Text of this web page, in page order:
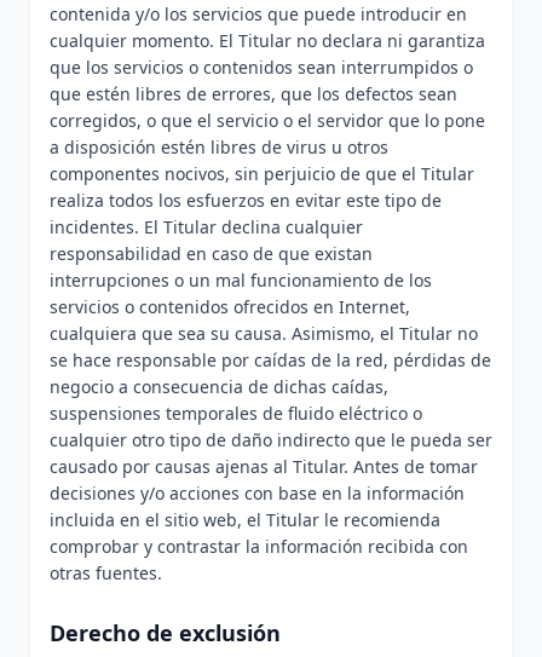
contenida y/o los servicios que puede introducir en
cualquier momento. El Titular no declara ni garantiza
que los servicios o contenidos sean interrumpidos o
que estén libres de errores, que los defectos sean
corregidos, o que el servicio o el servidor que lo pone
a disposición estén libres de virus u otros
componentes nocivos, sin perjuicio de que el Titular
realiza todos los esfuerzos en evitar este tipo de
incidentes. El Titular declina cualquier
responsabilidad en caso de que existan
interrupciones o un mal funcionamiento de los
servicios o contenidos ofrecidos en Internet,
cualquiera que sea su causa. Asimismo, el Titular no
se hace responsable por caídas de la red, pérdidas de
negocio a consecuencia de dichas caídas,
suspensiones temporales de fluido eléctrico o
cualquier otro tipo de daño indirecto que le pueda ser
causado por causas ajenas al Titular. Antes de tomar
decisiones y/o acciones con base en la información
incluida en el sitio web, el Titular le recomienda
comprobar y contrastar la información recibida con
otras fuentes.
Derecho de exclusión